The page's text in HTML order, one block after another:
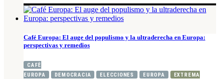
Café Europa: El auge del populismo y la ultraderecha en Europa:
perspectivas y remedios
CAFÈ
EUROPA
DEMOCRACIA ELECCIONES EUROPA
EXTREMA